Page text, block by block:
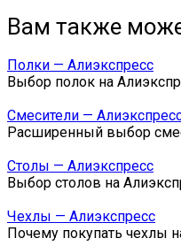
Вам также
Полки — Алиэкспресс
Выбор полок на
Смесители —
Расширенный выбор
Столы — Алиэкспресс
Выбор столов на
Чехлы — Алиэкспресс
Почему покупать чехлы